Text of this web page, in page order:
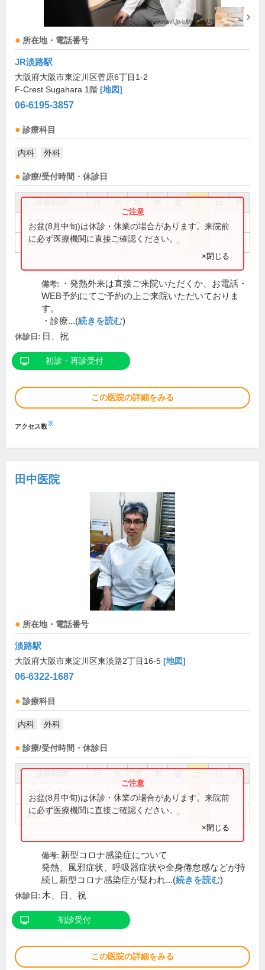
所在地・電話番号
JR淡路駅
大阪府大阪市東淀川区菅原6丁目1-2
F-Crest Sugahara 1階 [地図]
06-6195-3857
診療科目
内科 外科
診療/受付時間・休診日
祝
9:00～13:00 ● ● ● ● ●
16:00～19:00 ● ● ●
お盆(8月中旬)は休診・休業の場合があります。来院前
に必ず医療機関に直接ご確認ください。
×閉じる
備考:
・発熱外来は直接ご来院いただくか、お電話・
WEB予約にてご予約の上ご来院いただいておりま
す。
・診療...(続きを読む)
休診日: 日、祝
初診・再診受付
この医院の詳細をみる
アクセス数※
田中医院
所在地・電話番号
淡路駅
大阪府大阪市東淀川区東淡路2丁目16-5 [地図]
06-6322-1687
診療科目
内科 外科
診療/受付時間・休診日
祝
9:00～12:30 ● ● ● ●
16:00～19:00 ● ●
お盆(8月中旬)は休診・休業の場合があります。来院前
に必ず医療機関に直接ご確認ください。
×閉じる
備考: 新型コロナ感染症について
発熱、風邪症状、呼吸器症状や全身倦怠感などが持
続し新型コロナ感染症が疑われ...(続きを読む)
休診日: 木、日、祝
初診受付
この医院の詳細をみる